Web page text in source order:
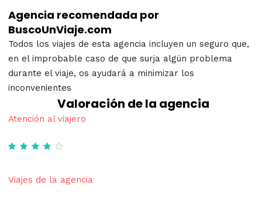
Agencia recomendada por
BuscoUnViaje.com
Todos los viajes de esta agencia incluyen un seguro que,
en el improbable caso de que surja algún problema
durante el viaje, os ayudará a minimizar los
inconvenientes
Valoración de la agencia
Atención al viajero
Viajes de la agencia